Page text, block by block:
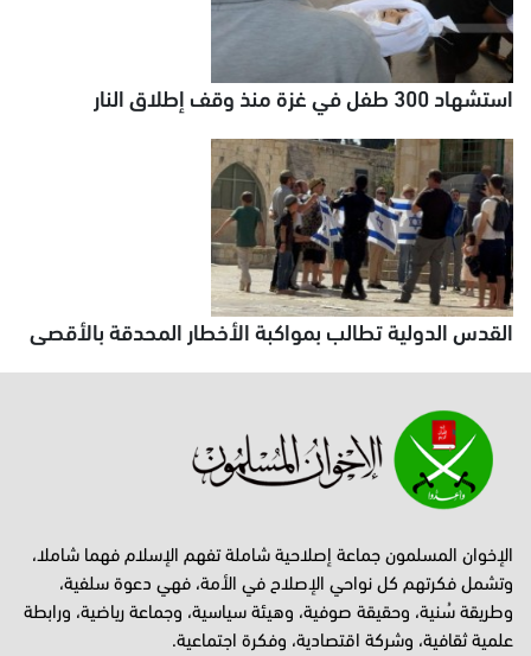
استشهاد 300 طفل في غزة منذ وقف إطلاق النار
القدس الدولية تطالب بمواكبة الأخطار المحدقة بالأقصى
الإخوان المسلمون جماعة إصلاحية شاملة تفهم الإسلام فهما شاملا،
وتشمل فكرتهم كل نواحي الإصلاح في الأمة، فهي دعوة سلفية،
وطريقة سُنية، وحقيقة صوفية، وهيئة سياسية، وجماعة رياضية، ورابطة
علمية ثقافية، وشركة اقتصادية، وفكرة اجتماعية.